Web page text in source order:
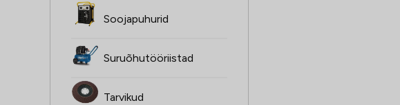
Soojapuhurid
Suruõhutööriistad
Tarvikud